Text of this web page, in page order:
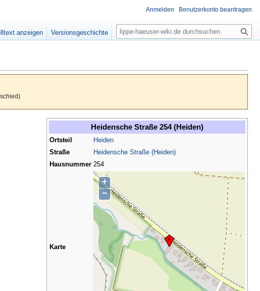
Heidensche Straße 254 (Heiden)
Ortsteil
Heiden
Straße
Heidensche Straße (Heiden)
Hausnummer 254
Karte
+
−
Anmelden Benutzerkonto beantragen
anzeigen Versionsgeschichte
S
u
e